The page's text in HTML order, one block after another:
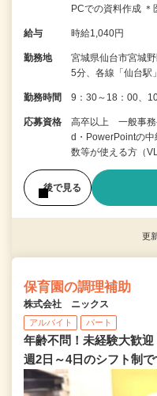
PCでの資料作成
給与 時給1,040円
勤務地
宮城県仙台市宮城
5分、各線「仙台駅
勤務時間 9：30～18：00、
応募資格
高卒以上 一般事務
d・PowerPointの中
数等が使える方（
後で見る
更
保育園の調理補助
株式会社 ニックス
アルバイト パート
年齢不問！未経験大歓
週2日～4日のシフト制で